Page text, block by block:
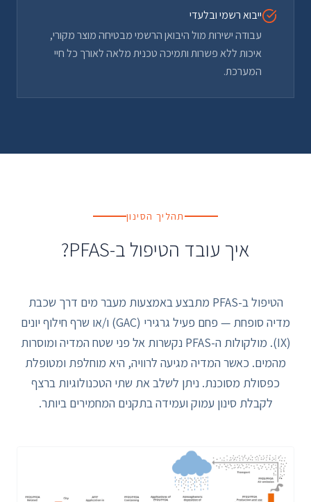
ייבוא רשמי ובלעדי
עבודה ישירות מול היבואן הרשמי מבטיחה מוצר מקורי,
איכות ללא פשרות ותמיכה טכנית מלאה לאורך כל חיי
המערכת.
תהליך הסינון
איך עובד הטיפול ב-PFAS?
הטיפול ב-PFAS מתבצע באמצעות מעבר מים דרך שכבת
מדיה סופחת — פחם פעיל גרגירי (GAC) ו/או שרף חילוף יונים
(IX). מולקולות ה-PFAS נקשרות אל פני שטח המדיה ומוסרות
מהמים. כאשר המדיה מגיעה לרוויה, היא מוחלפת ומטופלת
כפסולת מסוכנת. ניתן לשלב את שתי הטכנולוגיות ברצף
לקבלת סינון עמוק ועמידה בתקנים המחמירים ביותר.